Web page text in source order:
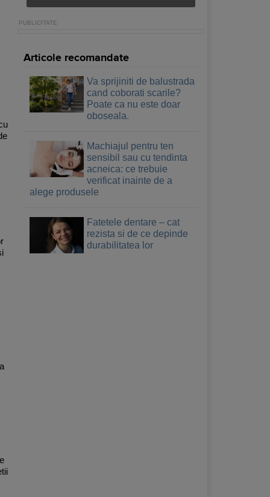
Articole recomandate
Va sprijiniti de balustrada
cand coborati scarile?
Poate ca nu este doar
oboseala.
Machiajul pentru ten
sensibil sau cu tendinta
acneica: ce trebuie
verificat inainte de a
alege produsele
Fatetele dentare – cat
rezista si de ce depinde
durabilitatea lor